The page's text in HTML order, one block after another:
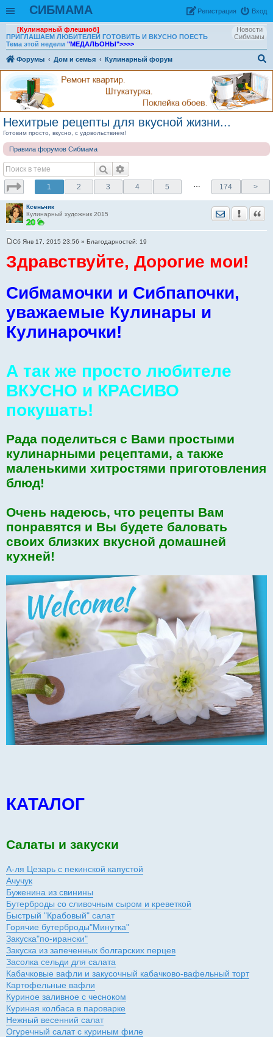
СИБМАМА Вход
Рeгиcтpaция
Новости
Сибмамы
[Кулинарный флешмоб]
ПРИГЛАШАЕМ ЛЮБИТЕЛЕЙ ГОТОВИТЬ И ВКУСНО ПОЕСТЬ
Тема этой недели "МЕДАЛЬОНЫ">>>>
Форумы Дом и семья
Кулинарный форум
ои
ск
Нехитрые рецепты для вкусной жизни...
Готовим просто, вкусно, с удовольствием!
Правила форумов Сибмама
1 2 3 4 5 … 174 >
Ксеньчик
Кулинарный художник 2015
Отправить
о
о
б
н
и
Сб Янв 17, 2015 23:56 » Благодарностей: 19
Здравствуйте, Дорогие мои!
Сибмамочки и Сибпапочки,
уважаемые Кулинары и
Кулинарочки!
А так же просто любителе
ВКУСНО и КРАСИВО
покушать!
Рада поделиться с Вами простыми
кулинарными рецептами, а также
маленькими хитростями приготовления
блюд!
Очень надеюсь, что рецепты Вам
понравятся и Вы будете баловать
своих близких вкусной домашней
кухней!
КАТАЛОГ
Салаты и закуски
А-ля Цезарь с пекинской капустой
Ачучук
Буженина из свинины
Бутерброды со сливочным сыром и креветкой
Быстрый "Крабовый" салат
Горячие бутерброды"Минутка"
Закуска"по-ирански"
Закуска из запеченных болгарских перцев
Засолка сельди для салата
Кабачковые вафли и закусочный кабачково-вафельный торт
Картофельные вафли
Куриное заливное с чесноком
Куриная колбаса в пароварке
Нежный весенний салат
Огуречный салат с куриным филе